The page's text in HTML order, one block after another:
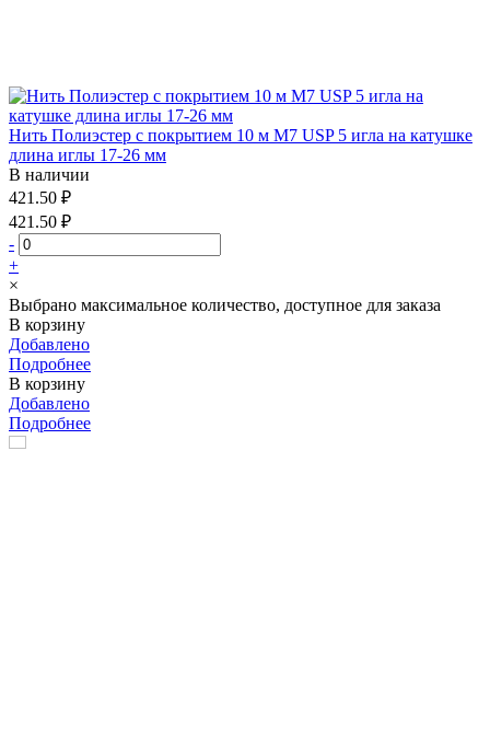
Нить Полиэстер с покрытием 10 м М7 USP 5 игла на катушке
длина иглы 17-26 мм
В наличии
421.50 ₽
421.50 ₽
-
+
×
Выбрано максимальное количество, доступное для заказа
В корзину
Добавлено
Подробнее
В корзину
Добавлено
Подробнее